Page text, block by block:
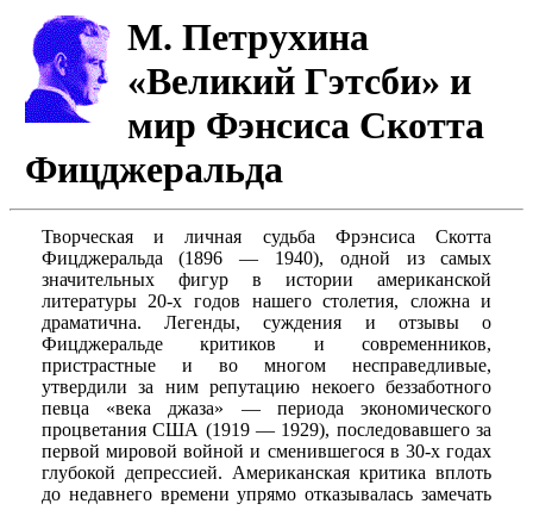
М. Петрухина
«Великий Гэтсби» и
мир Фэнсиса Скотта
Фицджеральда
Творческая и личная судьба Фрэнсиса Скотта
Фицджеральда (1896 — 1940), одной из самых
значительных фигур в истории американской
литературы 20-х годов нашего столетия, сложна и
драматична. Легенды, суждения и отзывы о
Фицджеральде критиков и современников,
пристрастные и во многом несправедливые,
утвердили за ним репутацию некоего беззаботного
певца «века джаза» — периода экономического
процветания США (1919 — 1929), последовавшего за
первой мировой войной и сменившегося в 30-х годах
глубокой депрессией. Американская критика вплоть
до недавнего времени упрямо отказывалась замечать